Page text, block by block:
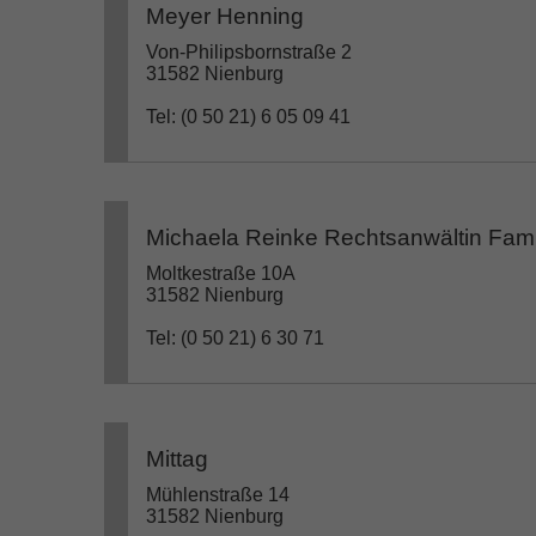
Meyer Henning
Von-Philipsbornstraße 2
31582 Nienburg
Tel: (0 50 21) 6 05 09 41
Michaela Reinke Rechtsanwältin
Moltkestraße 10A
31582 Nienburg
Tel: (0 50 21) 6 30 71
Mittag
Mühlenstraße 14
31582 Nienburg